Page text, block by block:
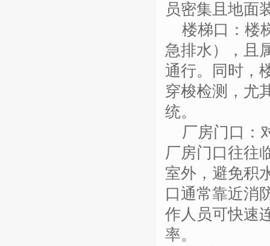
员密集且地面
楼梯口：楼
急排水），且
通行。同时，
穿梭检测，尤
统。
厂房门口：
厂房门口往往
室外，避免积
口通常靠近消
作人员可快速
率。